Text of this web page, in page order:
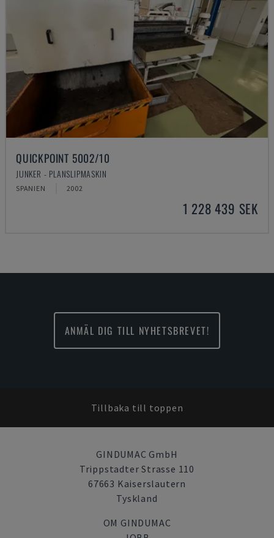
QUICKPOINT 5002/10
JUNKER - PLANSLIPMASKIN
SPANIEN 2002
1 228 439 SEK
ANMÄL DIG TILL NYHETSBREVET!
Tillbaka till toppen
GINDUMAC GmbH
Trippstadter Strasse 110
67663 Kaiserslautern
Tyskland
OM GINDUMAC